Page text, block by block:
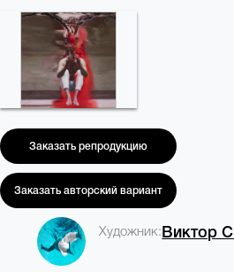
Заказать репродукцию
Заказать авторский вариант
Художник:Виктор